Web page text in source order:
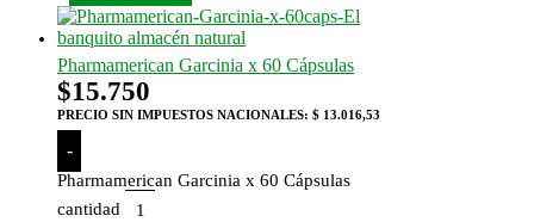
Pharmamerican Garcinia x 60 Cápsulas
$15.750
PRECIO SIN IMPUESTOS NACIONALES: $ 13.016,53
-
Pharmamerican Garcinia x 60 Cápsulas
cantidad